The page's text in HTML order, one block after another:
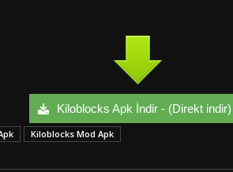
Kiloblocks Apk İndir - (Direkt indir)
Kiloblocks Mod Apk